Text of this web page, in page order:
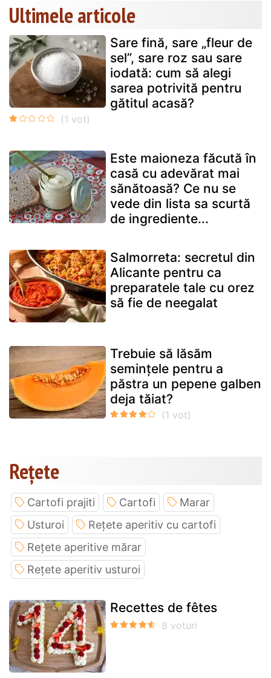
Ultimele articole
Sare fină, sare „fleur de
sel”, sare roz sau sare
iodată: cum să alegi
sarea potrivită pentru
gătitul acasă?
Este maioneza făcută în
casă cu adevărat mai
sănătoasă? Ce nu se
vede din lista sa scurtă
de ingrediente...
Salmorreta: secretul din
Alicante pentru ca
preparatele tale cu orez
să fie de neegalat
Trebuie să lăsăm
semințele pentru a
păstra un pepene galben
deja tăiat?
Rețete
Cartofi prajiti Cartofi
Marar
Usturoi
Rețete aperitiv cu cartofi
Rețete aperitive mărar
Rețete aperitiv usturoi
Recettes de fêtes